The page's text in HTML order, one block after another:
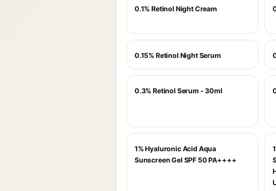
0.1% Retinol Night Cream
0.15% Retinol Night Serum
0.3% Retinol Serum - 30ml
1% Hyaluronic Acid Aqua
Sunscreen Gel SPF 50 PA++++